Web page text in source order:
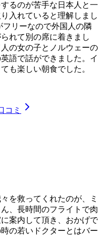
るのが苦手な日本人と一
入れていると理解しまし
リーなので外国人の隣
れて別の席に着きまし
の女の子とノルウェーの
語で話ができました。イ
も楽しい朝食でした。
コミ
を救ってくれたのが、ミ
、長時間のフライトで肉
案内して頂き、おかげで
の若いドクターとはバー